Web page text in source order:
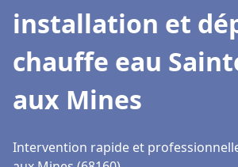
installation et
chauffe eau
aux Mines
Intervention rapide et